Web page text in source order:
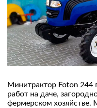
Минитрактор Foton 244
работ на даче,
фермерском хозяйстве.